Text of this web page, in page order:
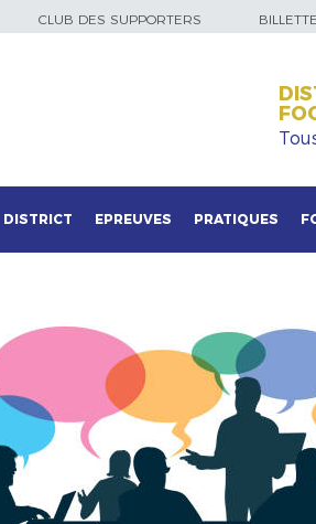
CLUB DES SUPPORTERS
DISTRICT EPREUVES PRATIQUES